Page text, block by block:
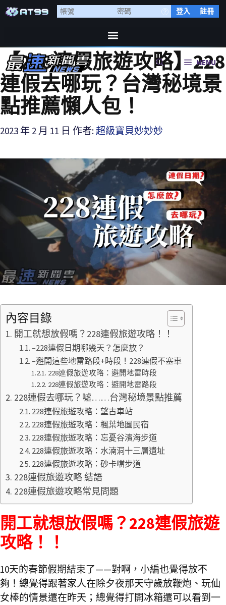
登入 註冊
MENU
【228連假旅遊攻略】228
連假去哪玩？台灣秘境景
點推薦懶人包！
2023 年 2 月 11 日 作者: 超級寶貝妙妙妙
內容目錄
開工就想放假嗎？228連假旅遊攻略！！
–228連假日期哪幾天？怎麼放？
–避開這些地雷路段+時段！228連假不塞車
228連假旅遊攻略：避開地雷時段
228連假旅遊攻略：避開地雷路段
228連假去哪玩？噓……台灣秘境景點推薦
228連假旅遊攻略：望古車站
228連假旅遊攻略：楓葉地圖民宿
228連假旅遊攻略：忘憂谷濱海步道
228連假旅遊攻略：水湳洞十三層遺址
228連假旅遊攻略：砂卡噹步道
228連假旅遊攻略 結語
228連假旅遊攻略常見問題
開工就想放假嗎？228連假旅遊
攻略！！
10天的春節假期結束了——對啊，小編也覺得放不
夠！總覺得跟著家人在除夕夜那天守歲放鞭炮、玩仙
女棒的情景還在昨天；總覺得打開冰箱還可以看到一